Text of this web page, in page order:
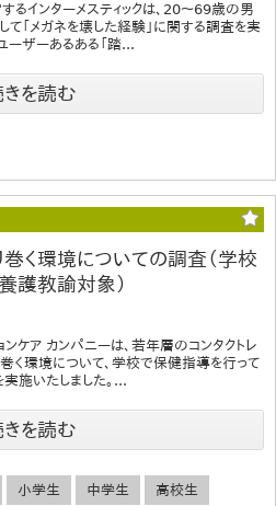
るインターメスティックは、20～69歳の男
「メガネを壊した経験」に関する調査を実
ーザーあるある「踏...
を読む
く環境についての調査（学校
護教諭対象）
ンケア カンパニーは、若年層のコンタクトレ
く環境について、学校で保健指導を行って
施いたしました。...
を読む
小学生 中学生 高校生